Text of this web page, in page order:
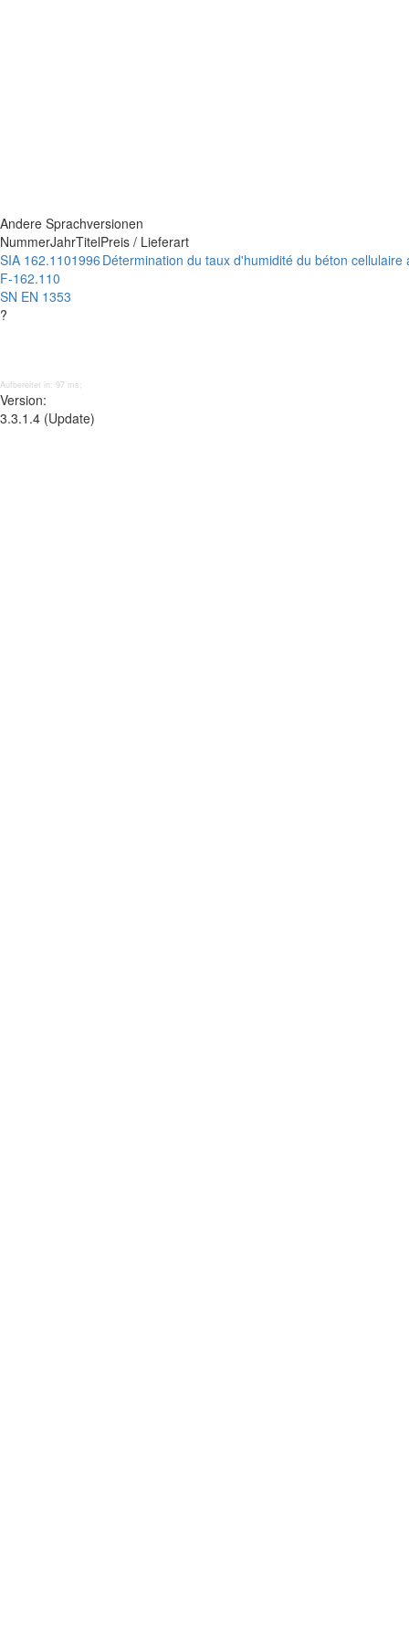
Andere Sprachversionen
NummerJahrTitelPreis / Lieferart
SIA 162.110
F-162.110
SN EN 1353
?
1996 Détermination du taux d'humidité du béton cellulaire
Aufbereitet in: 97 ms;
Version:
3.3.1.4 (Update)